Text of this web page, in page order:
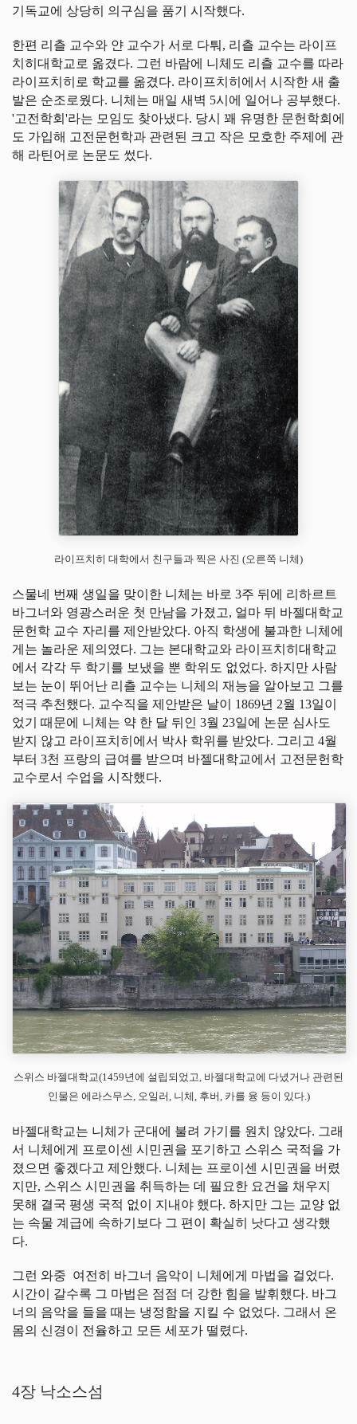
기독교에 상당히 의구심을 품기 시작했다.
한편 리츨 교수와 얀 교수가 서로 다퉈, 리츨 교수는 라이프
치히대학교로 옮겼다. 그런 바람에 니체도 리츨 교수를 따라
라이프치히로 학교를 옮겼다. 라이프치히에서 시작한 새 출
발은 순조로웠다. 니체는 매일 새벽 5시에 일어나 공부했다.
'고전학회'라는 모임도 찾아냈다. 당시 꽤 유명한 문헌학회에
도 가입해 고전문헌학과 관련된 크고 작은 모호한 주제에 관
해 라틴어로 논문도 썼다.
라이프치히 대학에서 친구들과 찍은 사진 (오른쪽 니체)
스물네 번째 생일을 맞이한 니체는 바로 3주 뒤에 리하르트
바그너와 영광스러운 첫 만남을 가졌고, 얼마 뒤 바젤대학교
문헌학 교수 자리를 제안받았다. 아직 학생에 불과한 니체에
게는 놀라운 제의였다. 그는 본대학교와 라이프치히대학교
에서 각각 두 학기를 보냈을 뿐 학위도 없었다. 하지만 사람
보는 눈이 뛰어난 리츨 교수는 니체의 재능을 알아보고 그를
적극 추천했다. 교수직을 제안받은 날이 1869년 2월 13일이
었기 때문에 니체는 약 한 달 뒤인 3월 23일에 논문 심사도
받지 않고 라이프치히에서 박사 학위를 받았다. 그리고 4월
부터 3천 프랑의 급여를 받으며 바젤대학교에서 고전문헌학
교수로서 수업을 시작했다.
스위스 바젤대학교(1459년에 설립되었고, 바젤대학교에 다녔거나 관련된
인물은 에라스무스, 오일러, 니체, 후버, 카를 융 등이 있다.)
바젤대학교는 니체가 군대에 불려 가기를 원치 않았다. 그래
서 니체에게 프로이센 시민권을 포기하고 스위스 국적을 가
졌으면 좋겠다고 제안했다. 니체는 프로이센 시민권을 버렸
지만, 스위스 시민권을 취득하는 데 필요한 요건을 채우지
못해 결국 평생 국적 없이 지내야 했다. 하지만 그는 교양 없
는 속물 계급에 속하기보다 그 편이 확실히 낫다고 생각했
다.
그런 와중 여전히 바그너 음악이 니체에게 마법을 걸었다.
시간이 갈수록 그 마법은 점점 더 강한 힘을 발휘했다. 바그
너의 음악을 들을 때는 냉정함을 지킬 수 없었다. 그래서 온
몸의 신경이 전율하고 모든 세포가 떨렸다.
4장 낙소스섬